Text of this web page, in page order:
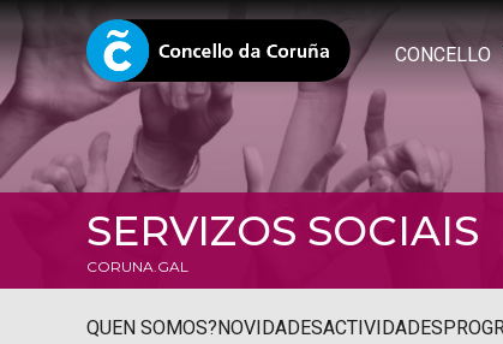
CONCELLO
SERVIZOS SOCIAIS
CORUNA.GAL
QUEN SOMOS?NOVIDADESACTIVIDADES